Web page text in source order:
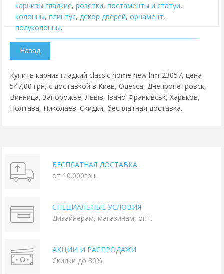
карнизы гладкие, розетки, постаменты и статуи,
колонны, плинтус, декор дверей, орнамент,
полуколонны.
Купить карниз гладкий classic home new hm-23057, цена
547,00 грн, с доставкой в Киев, Одесса, Днепропетровск,
Винница, Запорожье, Львів, Івано-Франківськ, Харьков,
Полтава, Николаев. Скидки, бесплатная доставка.
БЕСПЛАТНАЯ ДОСТАВКА
от 10.000грн.
СПЕЦИАЛЬНЫЕ УСЛОВИЯ
Дизайнерам, магазинам, опт.
АКЦИИ И РАСПРОДАЖИ
Скидки до 30%